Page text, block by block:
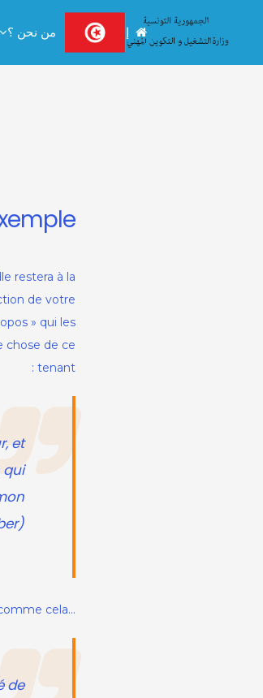
إستقبال من نحن ؟
restera à la
de votre
» qui les
chose de ce
tenant :
et
qui
…ou bien quelque chose comme cela :
de